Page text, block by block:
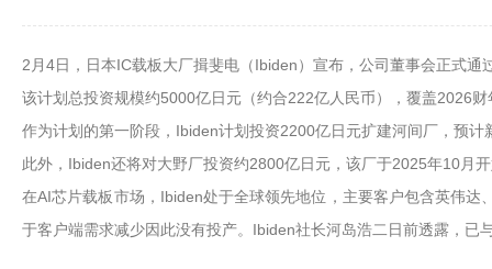
2月4日，日本IC载板大厂揖斐电（Ibiden）宣布，公司董事会正式通
该计划总投资规模约5000亿日元（约合222亿人民币），覆盖2026
作为计划的第一阶段，Ibiden计划投资2200亿日元扩建河间厂，预
此外，Ibiden还将对大野厂投资约2800亿日元，该厂于2025年10月
在AI芯片载板市场，Ibiden处于全球领先地位，主要客户包含英伟
于客户端需求减少因此没有投产。Ibiden社长河岛浩二日前透露，已